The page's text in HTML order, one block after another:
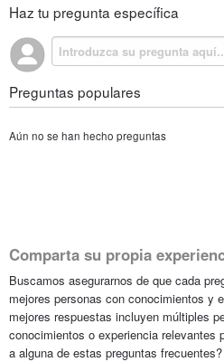
Haz tu pregunta específica
Preguntas populares
Aún no se han hecho preguntas
Comparta su propia
Buscamos asegurarnos de que cada
mejores personas con conocimientos y
mejores respuestas incluyen múltiples
conocimientos o experiencia relevantes
a alguna de estas preguntas frecuentes?